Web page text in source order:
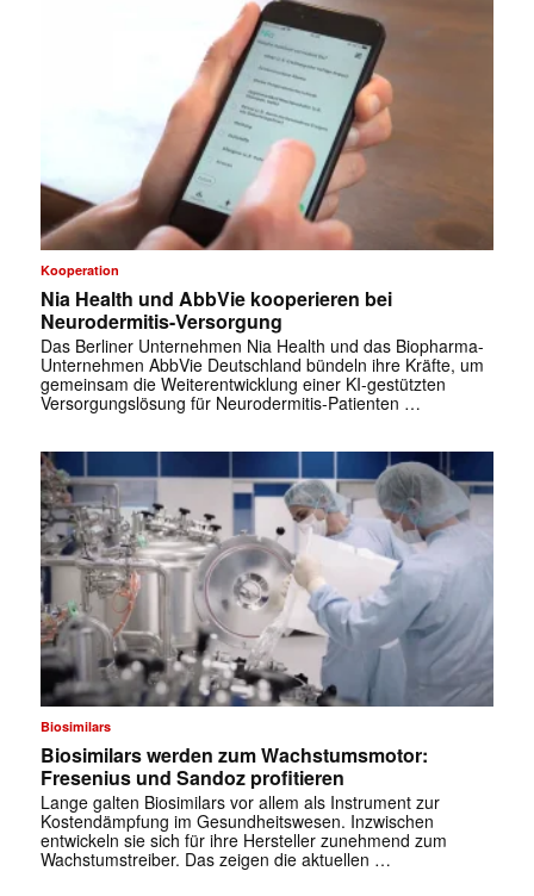
✕
Kooperation
Nia Health und AbbVie kooperieren bei
Neurodermitis-Versorgung
Das Berliner Unternehmen Nia Health und das Biopharma-
Unternehmen AbbVie Deutschland bündeln ihre Kräfte, um
gemeinsam die Weiterentwicklung einer KI-gestützten
Versorgungslösung für Neurodermitis-Patienten …
Biosimilars
Biosimilars werden zum Wachstumsmotor:
Fresenius und Sandoz profitieren
Lange galten Biosimilars vor allem als Instrument zur
Kostendämpfung im Gesundheitswesen. Inzwischen
entwickeln sie sich für ihre Hersteller zunehmend zum
Wachstumstreiber. Das zeigen die aktuellen …